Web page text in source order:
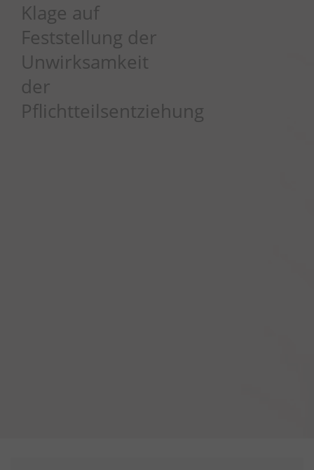
Klage auf
Feststellung der
Unwirksamkeit
der
Pflichtteilsentziehung